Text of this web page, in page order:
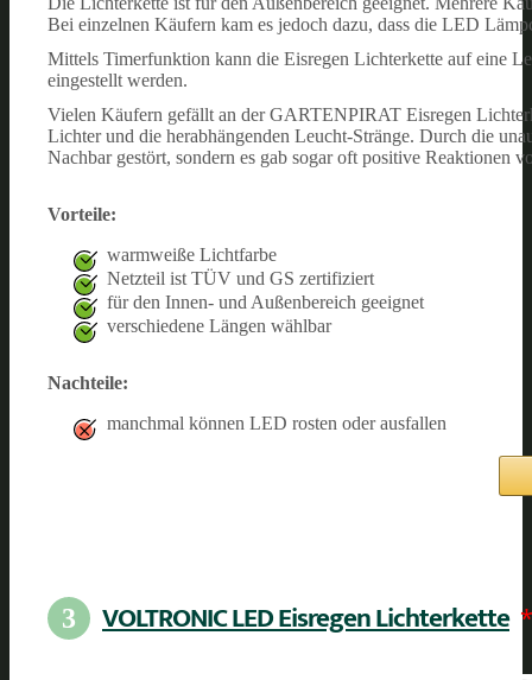
Bei einzelnen Käufern kam es jedoch dazu, dass die LED
Mittels Timerfunktion kann die Eisregen Lichterkette auf eine
eingestellt werden.
Vielen Käufern gefällt an der GARTENPIRAT Eisregen
Lichter und die herabhängenden Leucht-Stränge. Durch die
Nachbar gestört, sondern es gab sogar oft positive Reaktionen
Vorteile:
warmweiße Lichtfarbe
Netzteil ist TÜV und GS zertifiziert
für den Innen- und Außenbereich geeignet
verschiedene Längen wählbar
Nachteile:
manchmal können LED rosten oder ausfallen
3 VOLTRONIC LED Eisregen Lichterkette *